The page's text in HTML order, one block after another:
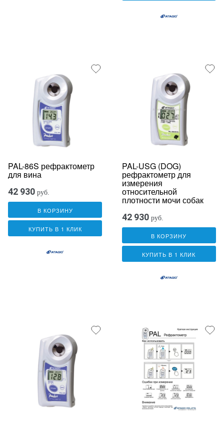
PAL-86S рефрактометр
для вина
42 930 руб.
В КОРЗИНУ
КУПИТЬ В 1 КЛИК
PAL-USG (DOG)
рефрактометр для
измерения
относительной
плотности мочи собак
42 930 руб.
В КОРЗИНУ
КУПИТЬ В 1 КЛИК